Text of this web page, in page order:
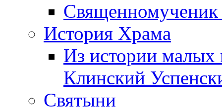
История Храма
Из истории малых
Клинский
Святыни